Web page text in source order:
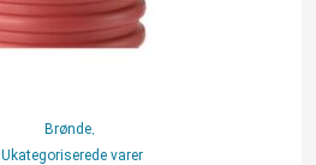
Brønde,
Ukategoriserede varer